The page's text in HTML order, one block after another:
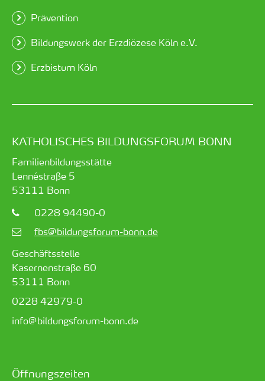
Prävention
Bildungswerk der Erzdiözese Köln e.V.
Erzbistum Köln
KATHOLISCHES BILDUNGSFORUM BONN
Familienbildungsstätte
Lennéstraße 5
53111 Bonn
0228 94490-0
fbs@bildungsforum-bonn.de
Geschäftsstelle
Kasernenstraße 60
53111 Bonn
0228 42979-0
info@bildungsforum-bonn.de
Öffnungszeiten